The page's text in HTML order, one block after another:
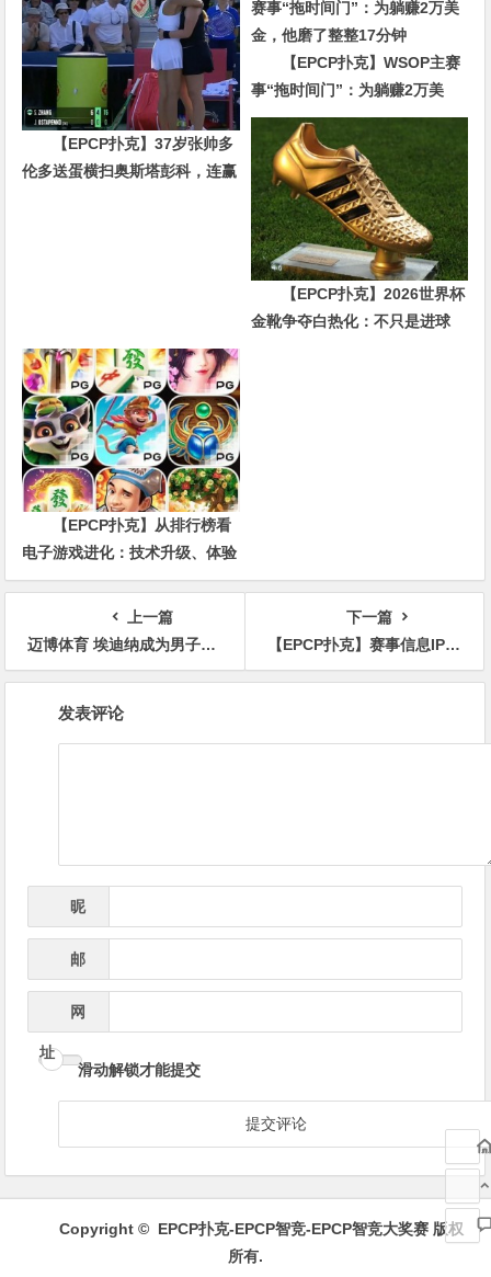
【EPCP扑克】37岁张帅多
伦多送蛋横扫奥斯塔彭科，连赢
【EPCP扑克】WSOP主赛
事“拖时间门”：为躺赚2万美
金，他磨了整整17分钟
【EPCP扑克】2026世界杯
金靴争夺白热化：不只是进球
【EPCP扑克】从排行榜看
电子游戏进化：技术升级、体验
创新与未来趋势
上一篇
迈博体育 埃迪纳成为男子高尔夫年度最佳大都会球员
下一篇
【EPCP扑克】赛事信息IPG·城市推广赛详细赛程赛制发布（7月7日-12日）
发表评论
昵
邮
网
址
滑动解锁才能提交
Copyright © EPCP扑克-EPCP智竞-EPCP智竞大奖赛版权
所有.